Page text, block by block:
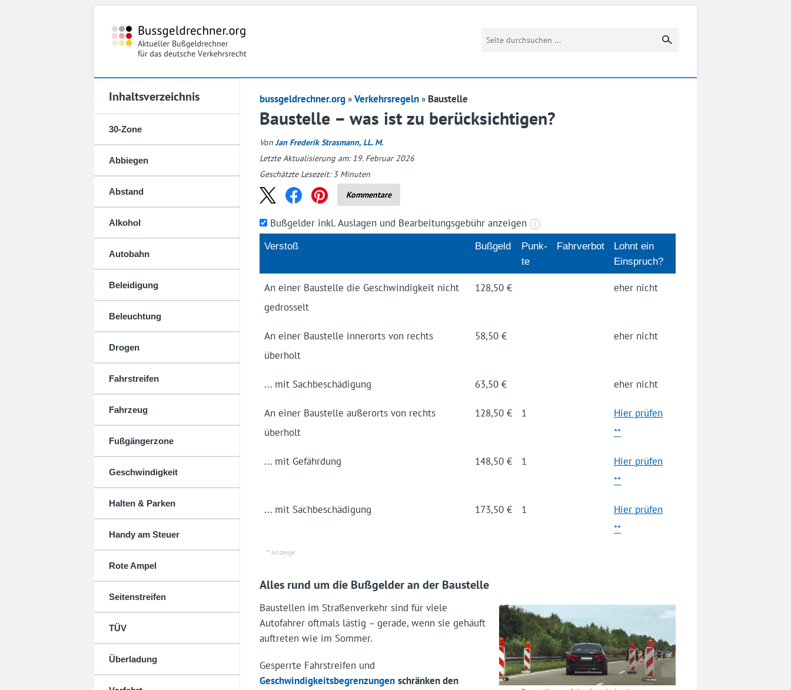
Suchbegriff eingeben
Inhaltsverzeichnis
30-Zone
Abbiegen
Abstand
Alkohol
Autobahn
Beleidigung
Beleuchtung
Drogen
Fahrstreifen
Fahrzeug
Fußgängerzone
Geschwindigkeit
Halten & Parken
Handy am Steuer
Rote Ampel
Seitenstreifen
TÜV
Überladung
bussgeldrechner.org Verkehrsregeln Baustelle
Baustelle – was ist zu berücksichtigen?
Von Jan Frederik Strasmann, LL. M.
Letzte Aktualisierung am: 19. Februar 2026
Geschätzte Lesezeit:3 Minuten
Kommentare
Bußgelder inkl. Auslagen und Bearbeitungsgebühr anzeigen i
Verstoß Buß­geld
Punk­
te
Fahrverbot
Lohnt ein
Einspruch?
An einer Baustelle die Geschwindigkeit nicht
gedrosselt
128,50 € eher nicht
An einer Baustelle innerorts von rechts
überholt
58,50 € eher nicht
... mit Sachbeschädigung 63,50 € eher nicht
An einer Baustelle außerorts von rechts
überholt
128,50 € 1
Hier prüfen
**
... mit Gefährdung 148,50 € 1
Hier prüfen
**
... mit Sachbeschädigung 173,50 € 1
Hier prüfen
**
Alles rund um die Bußgelder an der Baustelle
Baustellen im Straßenverkehr sind für viele
Autofahrer oftmals lästig – gerade, wenn sie gehäuft
auftreten wie im Sommer.
Gesperrte Fahrstreifen und
Geschwindigkeitsbegrenzungen schränken den